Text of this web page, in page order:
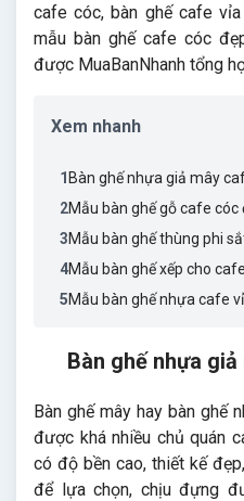
cafe cóc, bàn ghế cafe
mẫu bàn ghế cafe cóc
được MuaBanNhanh tổng
Xem nhanh
1 Bàn ghế nhựa giả mây
2Mẫu bàn ghế gỗ cafe cóc
3Mẫu bàn ghế thùng phi
4Mẫu bàn ghế xếp cho
5Mẫu bàn ghế nhựa cafe
Bàn ghế nhựa
Bàn ghế mây hay bàn ghế
được khá nhiều chủ quán
có độ bền cao, thiết kế
để lựa chọn, chịu đựng